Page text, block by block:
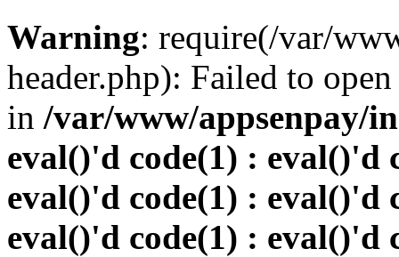
Warning: require(/var/
header.php): Failed to
in /var/www/appsenpay/
eval()'d code(1) : eval()'d
eval()'d code(1) : eval()'d
eval()'d code(1) : eval()'d